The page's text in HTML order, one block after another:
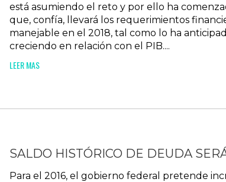
está asumiendo el reto y por ello ha
que, confía, llevará los requerimientos
manejable en el 2018, tal como lo ha
creciendo en relación con el PIB....
LEER MAS
SALDO HISTÓRICO DE DEUDA
Para el 2016, el gobierno federal pretende